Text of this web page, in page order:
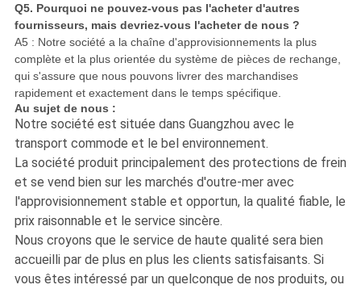
Q5. Pourquoi ne pouvez-vous pas l'acheter d'autres
fournisseurs, mais devriez-vous l'acheter de nous ?
A5 : Notre société a la chaîne d'approvisionnements la plus
complète et la plus orientée du système de pièces de rechange,
qui s'assure que nous pouvons livrer des marchandises
rapidement et exactement dans le temps spécifique.
Au sujet de nous :
Notre société est située dans Guangzhou avec le
transport commode et le bel environnement.
La société produit principalement des protections de frein
et se vend bien sur les marchés d'outre-mer avec
l'approvisionnement stable et opportun, la qualité fiable, le
prix raisonnable et le service sincère.
Nous croyons que le service de haute qualité sera bien
accueilli par de plus en plus les clients satisfaisants. Si
vous êtes intéressé par un quelconque de nos produits, ou